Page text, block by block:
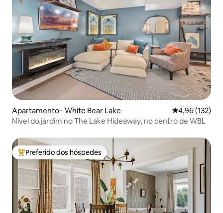
Apartamento ⋅ White Bear Lake 4,96 de uma
4,96 (132)
Nível do jardim no The Lake Hideaway, no centro de WBL
Entre os melhores preferidos dos hóspedes
Preferido dos hóspedes